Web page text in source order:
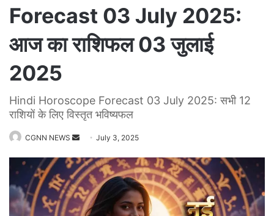
Forecast 03 July 2025:
आज का राशिफल 03 जुलाई
2025
Hindi Horoscope Forecast 03 July 2025: सभी 12
राशियों के लिए विस्तृत भविष्यफल
CGNN NEWS
n
d
a
n
July 3, 2025